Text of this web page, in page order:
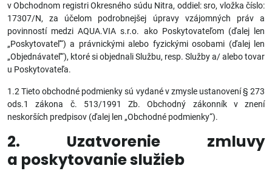
v Obchodnom registri Okresného súdu Nitra, oddiel: sro, vložka číslo:
17307/N, za účelom podrobnejšej úpravy vzájomných práv a
povinností medzi AQUA.VIA s.r.o. ako Poskytovateľom (ďalej len
„Poskytovateľ“) a právnickými alebo fyzickými osobami (ďalej len
„Objednávateľ“), ktoré si objednali Službu, resp. Služby a/ alebo tovar
u Poskytovateľa.
1.2 Tieto obchodné podmienky sú vydané v zmysle ustanovení § 273
ods.1 zákona č. 513/1991 Zb. Obchodný zákonník v znení
neskorších predpisov (ďalej len „Obchodné podmienky“).
2. Uzatvorenie zmluvy
a poskytovanie služieb